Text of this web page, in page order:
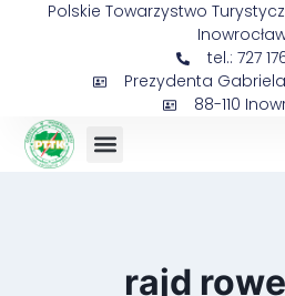
Polskie Towarzystwo
tel.: 727
Prezydenta
88-110
rajd